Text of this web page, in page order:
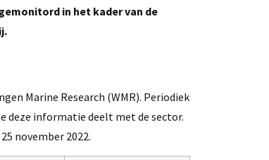
in het kader van de
Marine Research (WMR). Periodiek
deze informatie deelt met de sector.
november 2022.